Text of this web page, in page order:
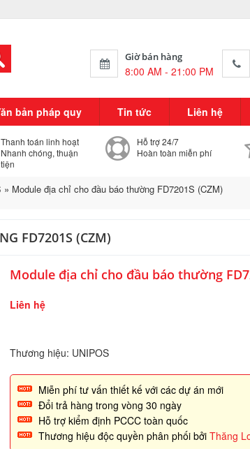
Giờ bán hàng
8:00 AM - 21:00 PM
bản pháp quy Tin tức Liên hệ
Thanh toán linh hoạt
Nhanh chóng, thuận
tiện
Hỗ trợ 24/7
Hoàn toàn miễn phí
» Module địa chỉ cho đầu báo thường FD7201S (CZM)
FD7201S (CZM)
Module địa chỉ cho đầu báo thường
Liên hệ
Thương hiệu: UNIPOS
Miễn phí tư vấn thiết kế với các dự án mới
Đổi trả hàng trong vòng 30 ngày
Hỗ trợ kiểm định PCCC toàn quốc
Thương hiệu độc quyền phân phối bởi Thăng